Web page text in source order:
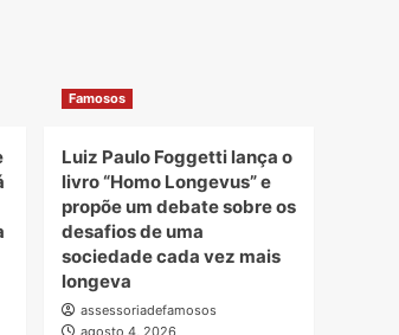
Famosos
Luiz Paulo Foggetti lança o
livro “Homo Longevus” e
propõe um debate sobre os
desafios de uma
sociedade cada vez mais
longeva
assessoriadefamosos